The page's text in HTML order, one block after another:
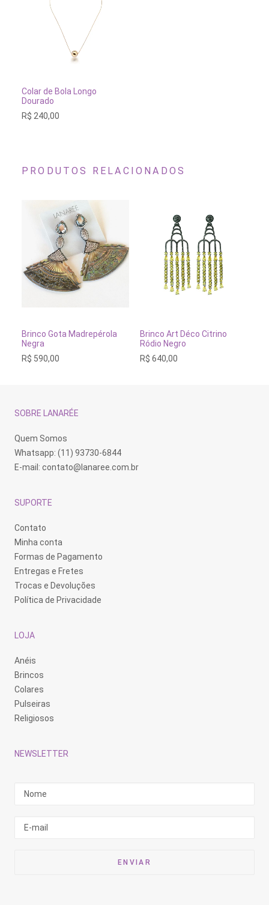
ADICIONAR AO CARRINHO
Colar de Bola Longo
Dourado
R$ 240,00
PRODUTOS RELACIONADOS
ADICIONAR AO CARRINHO
Brinco Gota Madrepérola
Negra
R$ 590,00
ADICIONAR AO
Brinco Art Déco Citrino
Ródio Negro
R$ 640,00
SOBRE LANARÉE
Quem Somos
Whatsapp: (11) 93730-6844
E-mail: contato@lanaree.com.br
SUPORTE
Contato
Minha conta
Formas de Pagamento
Entregas e Fretes
Trocas e Devoluções
Política de Privacidade
LOJA
Anéis
Brincos
Colares
Pulseiras
Religiosos
NEWSLETTER